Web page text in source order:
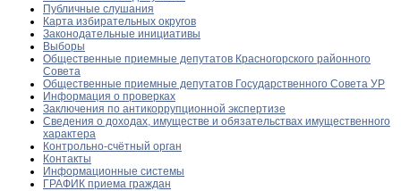
Публичные слушания
Карта избирательных округов
Законодательные инициативы
Выборы
Общественные приемные депутатов Красногорского районного
Совета
Общественные приемные депутатов Государственного Совета УР
Информация о проверках
Заключения по антикоррупционной экспертизе
Сведения о доходах, имуществе и обязательствах имущественного
характера
Контрольно-счётный орган
Контакты
Информационные системы
ГРАФИК приема граждан